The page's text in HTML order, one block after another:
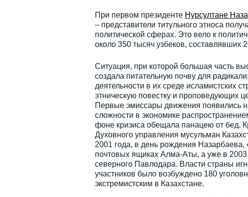
При первом президенте Нурсултане
– представители титульного этноса
политической сферах. Это вело к
около 350 тысяч узбеков, составлявших
Ситуация, при которой большая часть
создала питательную почву для
деятельности в их среде исламистских
этническую повестку и проповедующих
Первые эмиссары движения появились
сложности в экономике
фоне кризиса обещала панацею от бед.
Духовного управления мусульман
2001 года, в день рождения Назарбаева,
почтовых ящиках Алма-Аты, а уже в
северного Павлодара. Власти страны
участников было возбуждено 180
экстремистским в Казахстане.